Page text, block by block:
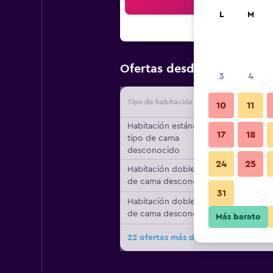
Ofertas desde Oferta
Tipo de habitación
Habitación estándar,
tipo de cama
desconocido
Habitación doble, tipo
de cama desconocido
Habitación doble, tipo
de cama desconocido
22 ofertas más de The Redcliffe
L M
3 4
10 11
17 18
24 25
31
Más barato